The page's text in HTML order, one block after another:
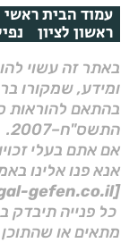
עמוד הבית ראשי
ראשון לציון
באתר זה עשוי
ומידע, שמקורו
התשס"ח–2007.
אם אתם בעלי
אנא פנו אלינו
[Manager@gal-gefen.co.il]
כל פנייה תיבדק
מתאים או